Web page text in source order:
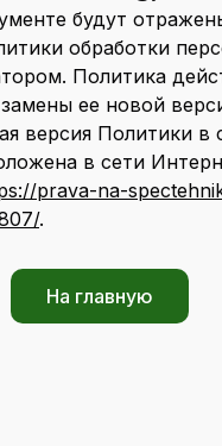
будут
обработки
Политика
ее новой
версия Политики
в сети
prava-na-
.
На главную